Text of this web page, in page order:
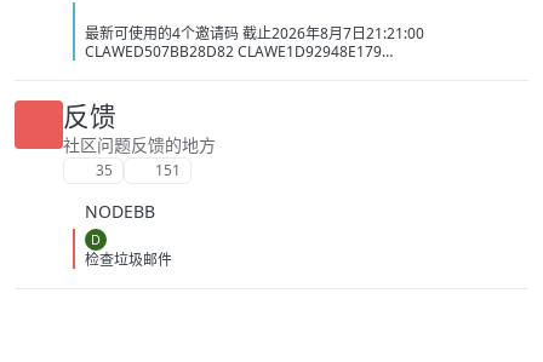
最新可使用的4个邀请码 截止2026年8月7日21:21:00
CLAWED507BB28D82 CLAWE1D92948E179
反馈
社区问题反馈的地方
35 151
NODEBB
D
检查垃圾邮件